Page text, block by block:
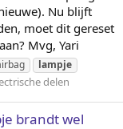
Nu blijft
moet dit gereset
Mvg, Yari
lampje
delen
brandt wel